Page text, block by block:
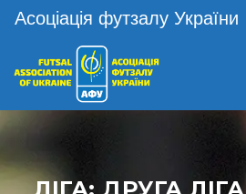
Асоціація футзалу України